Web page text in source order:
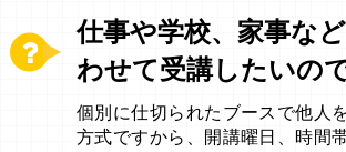
仕事や学校、家事な
わせて受講したいの
個別に仕切られたブースで他人
方式ですから、開講曜日、時間